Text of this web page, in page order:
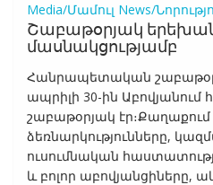
Media/Մամուլ News/
Շաբաթօրյակ
մասնակցությամբ
Հանրապետական
ապրիլի 30-ին
շաբաթօրյակ
ձեռնարկությունները,
ուսումնական
և բոլոր աբովյանցիները,